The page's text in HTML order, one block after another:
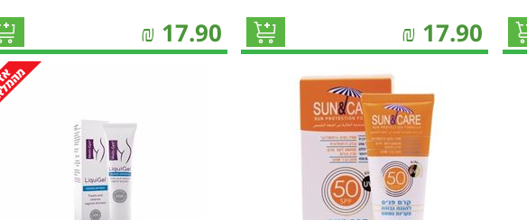
17.90
₪
17.90
₪